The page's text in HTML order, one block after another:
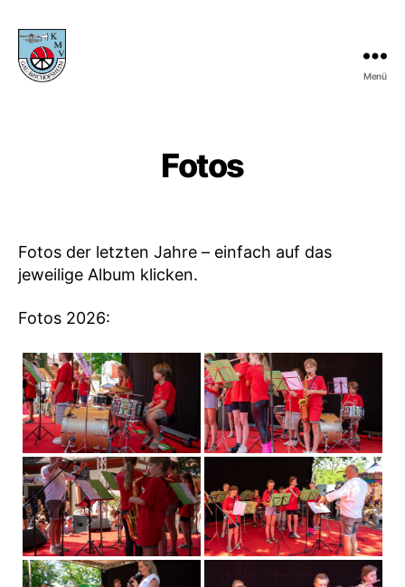
Menü
Fotos
Fotos der letzten Jahre – einfach auf das
jeweilige Album klicken.
Fotos 2026: